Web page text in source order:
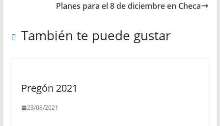
Planes para el 8 de diciembre en Checa
También te puede gustar
Pregón 2021
23/08/2021